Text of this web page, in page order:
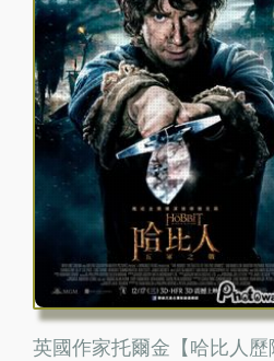
英國作家托爾金【哈比人